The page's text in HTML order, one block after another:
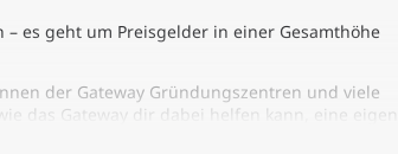
es geht um Preisgelder in einer Gesamthöhe
der Gateway Gründungszentren und viele
das Gateway dir dabei helfen kann, eine eigene